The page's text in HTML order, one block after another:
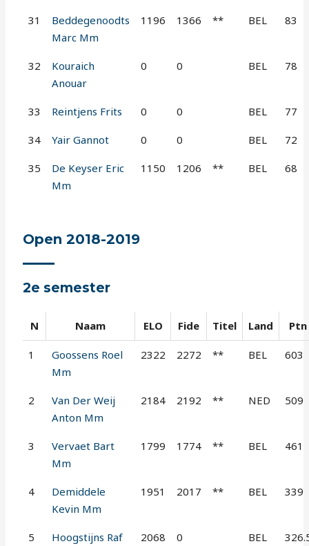
31
Beddegenoodts
Marc Mm
1196 1366 ** BEL 83
32
Kouraich
Anouar
0 0 BEL 78
33 Reintjens Frits 0 0 BEL 77
34 Yair Gannot 0 0 BEL 72
35
De Keyser Eric
Mm
1150 1206 ** BEL 68
Open 2018-2019
2e semester
N Naam ELO Fide Titel Land Ptn
1
Goossens Roel
Mm
2322 2272 ** BEL 603
2
Van Der Weij
Anton Mm
2184 2192 ** NED 509
3
Vervaet Bart
Mm
1799 1774 ** BEL 461
4
Demiddele
Kevin Mm
1951 2017 ** BEL 339
5
Hoogstijns Raf
2068 0 BEL